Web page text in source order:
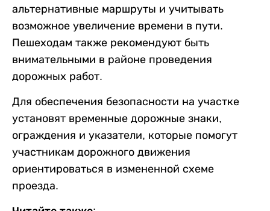
альтернативные маршруты и учитывать
возможное увеличение времени в пути.
Пешеходам также рекомендуют быть
внимательными в районе проведения
дорожных работ.
Для обеспечения безопасности на участке
установят временные дорожные знаки,
ограждения и указатели, которые помогут
участникам дорожного движения
ориентироваться в измененной схеме
проезда.